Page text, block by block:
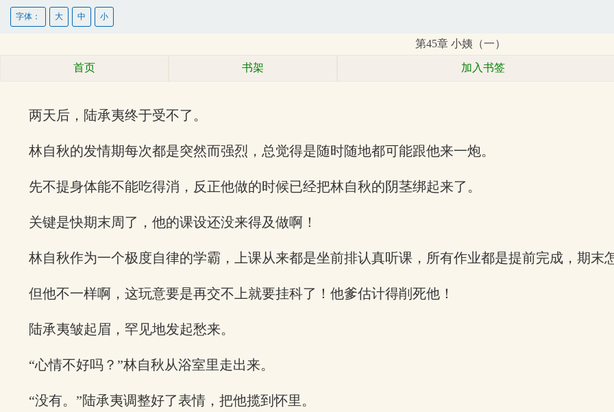
字体： 大 中 小
第45章 小姨（一）
首页 书架 加入书签
两天后，陆承夷终于受不了。
林自秋的发情期每次都是突然而强烈，总觉得是随时随地都可能跟他来一炮。
先不提身体能不能吃得消，反正他做的时候已经把林自秋的阴茎绑起来了。
关键是快期末周了，他的课设还没来得及做啊！
林自秋作为一个极度自律的学霸，上课从来都是坐前排认真听课，所有作业都是提前完成，期末
但他不一样啊，这玩意要是再交不上就要挂科了！他爹估计得削死他！
陆承夷皱起眉，罕见地发起愁来。
“心情不好吗？”林自秋从浴室里走出来。
“没有。”陆承夷调整好了表情，把他揽到怀里。